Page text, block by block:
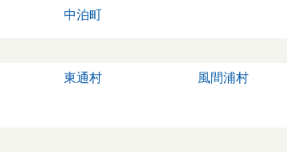
中泊町
東通村
風間浦村